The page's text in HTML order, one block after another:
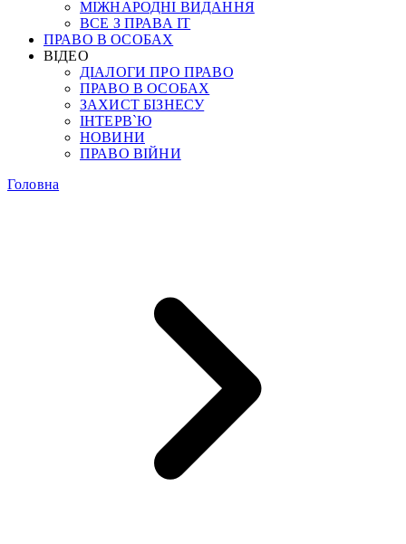
МІЖНАРОДНІ ВИДАННЯ
ВСЕ З ПРАВА ІТ
ПРАВО В ОСОБАХ
ВІДЕО
ДІАЛОГИ ПРО ПРАВО
ПРАВО В ОСОБАХ
ЗАХИСТ БІЗНЕСУ
ІНТЕРВ`Ю
НОВИНИ
ПРАВО ВІЙНИ
Головна